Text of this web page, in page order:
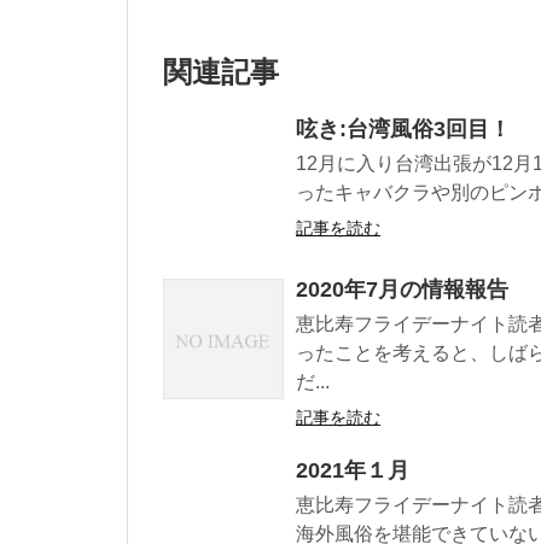
関連記事
呟き:台湾風俗3回目！
12月に入り台湾出張が12
ったキャバクラや別のピン
記事を読む
2020年7月の情報報告
恵比寿フライデーナイト読
ったことを考えると、しば
だ...
記事を読む
2021年１月
恵比寿フライデーナイト読
海外風俗を堪能できていな